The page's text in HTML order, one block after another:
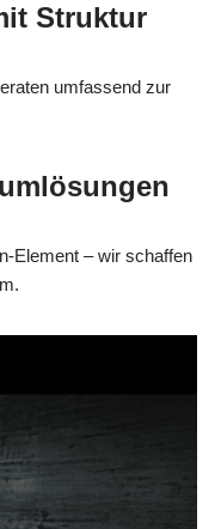
Struktur
umfassend zur
Element – wir schaffen